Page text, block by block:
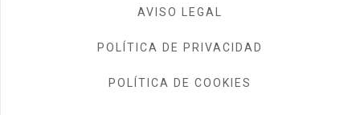
AVISO LEGAL
POLÍTICA DE PRIVACIDAD
POLÍTICA DE COOKIES